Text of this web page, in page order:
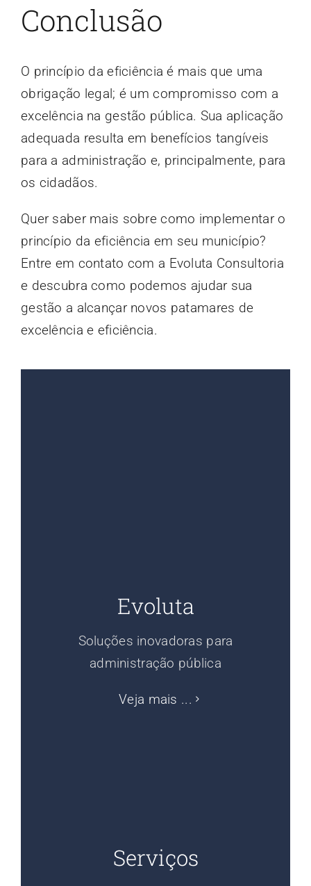
Conclusão
O princípio da eficiência é mais que uma
obrigação legal; é um compromisso com a
excelência na gestão pública. Sua aplicação
adequada resulta em benefícios tangíveis
para a administração e, principalmente, para
os cidadãos.
Quer saber mais sobre como implementar o
princípio da eficiência em seu município?
Entre em contato com a Evoluta Consultoria
e descubra como podemos ajudar sua
gestão a alcançar novos patamares de
excelência e eficiência.
Evoluta
Soluções inovadoras para
administração pública
Veja mais ...
Serviços